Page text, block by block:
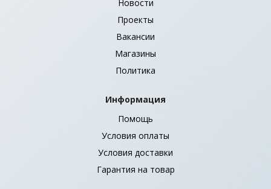
Новости
Проекты
Вакансии
Магазины
Политика
Информация
Помощь
Условия оплаты
Условия доставки
Гарантия на товар